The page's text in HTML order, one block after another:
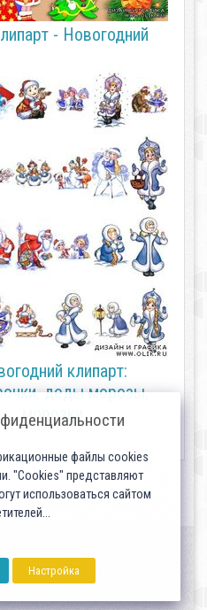
- Новогодний
клипарт:
деды морозы,
морозки
файлы cookies
"Cookies" представляют
использоваться сайтом
Настройка